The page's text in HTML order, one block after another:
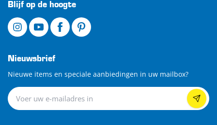
Blijf op de hoogte
Nieuwsbrief
Nieuwe items en speciale aanbiedingen in uw mailbox?
Nieuwsbrief